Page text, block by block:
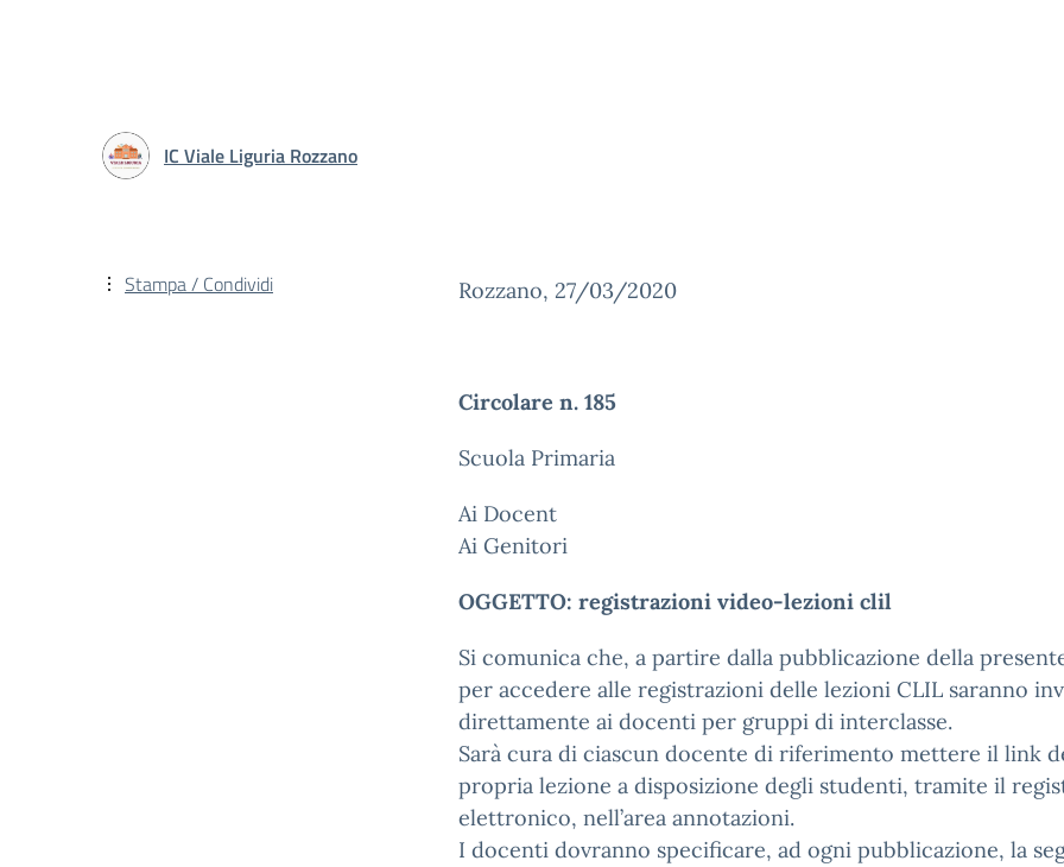
IC Viale Liguria Rozzano
Rozzano, 27/03/2020
Circolare n. 185
Scuola Primaria
Ai Docent
Ai Genitori
OGGETTO: registrazioni video-lezioni clil
Si comunica che, a partire dalla pubblicazione della
per accedere alle registrazioni delle lezioni CLIL saranno
direttamente ai docenti per gruppi di interclasse.
Sarà cura di ciascun docente di riferimento mettere il link
propria lezione a disposizione degli studenti, tramite il
elettronico, nell’area annotazioni.
I docenti dovranno specificare, ad ogni pubblicazione, la
Stampa / Condividi